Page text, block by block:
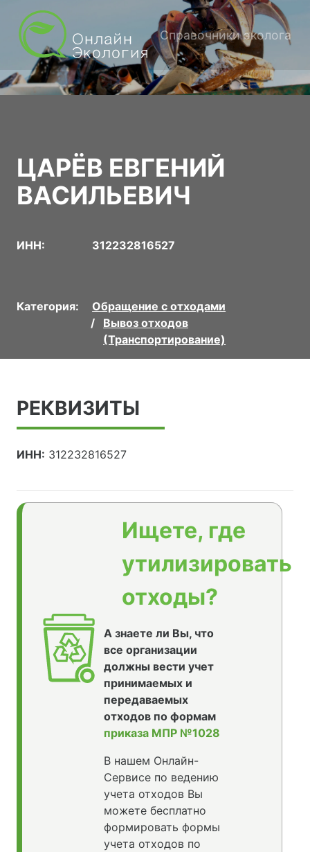
Справочники эколога
ЦАРЁВ ЕВГЕНИЙ
ВАСИЛЬЕВИЧ
ИНН: 312232816527
Категория:
Обращение с отходами
Вывоз отходов
(Транспортирование)
РЕКВИЗИТЫ
ИНН: 312232816527
Ищете, где
утилизировать
отходы?
А знаете ли Вы, что
все организации
должны вести учет
принимаемых и
передаваемых
отходов по формам
приказа МПР №1028
В нашем Онлайн-
Сервисе по ведению
учета отходов Вы
можете бесплатно
формировать формы
учета отходов по